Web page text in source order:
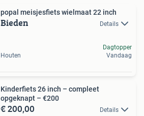
popal meisjesfiets wielmaat 22 inch
Bieden Details
Houten
Dagtopper
Vandaag
Kinderfiets 26 inch – compleet
opgeknapt – €200
€ 200,00 Details